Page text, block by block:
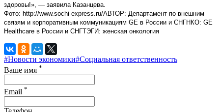
здоровы!», — заявила Казанцева.
Фото: http://www.sochi-express.ru/АВТОР: Департамент по внешним
связям и корпоративным коммуникациям GE в России и СНГНКО: GE
Healthcare в России и СНГТЭГИ: женская онкология
#Новости экономики#Социальная ответственность
Ваше имя *
Email *